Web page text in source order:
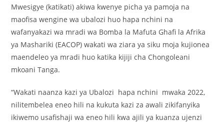
Mwesigye (katikati) akiwa kwenye picha ya pamoja na
maofisa wengine wa ubalozi huo hapa nchini na
wafanyakazi wa mradi wa Bomba la Mafuta Ghafi la Afrika
ya Mashariki (EACOP) wakati wa ziara ya siku moja kujionea
maendeleo ya mradi huo katika kijiji cha Chongoleani
mkoani Tanga.
“Wakati naanza kazi ya Ubalozi hapa nchini mwaka 2022,
nilitembelea eneo hili na kukuta kazi za awali zikifanyika
ikiwemo usafishaji wa eneo hili kwa ajili ya kuanza ujenzi